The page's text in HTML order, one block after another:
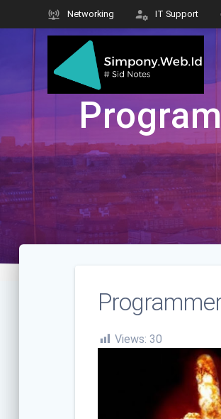
Networking IT Support
Views: 30